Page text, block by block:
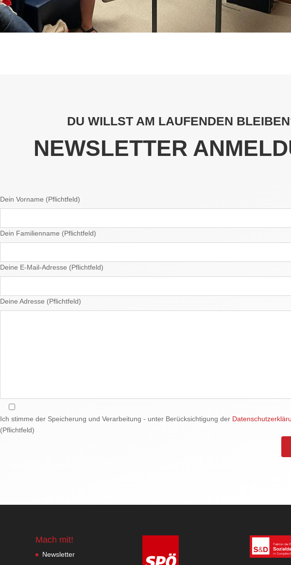
DU WILLST AM LAUFENDEN
NEWSLETTER
Dein Vorname (Pflichtfeld)
Dein Familienname (Pflichtfeld)
Deine E-Mail-Adresse (Pflichtfeld)
Deine Adresse (Pflichtfeld)
Ich stimme der Speicherung und Verarbeitung - unter Berücksichtigung der
(Pflichtfeld)
Mach mit!
Newsletter